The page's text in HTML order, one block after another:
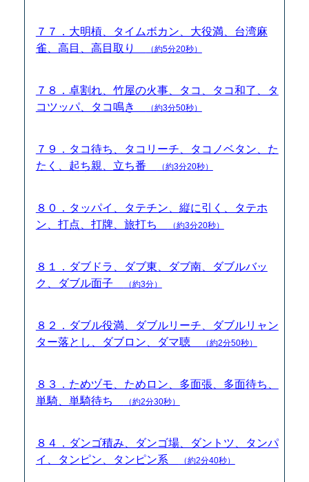
７７．大明槓、タイムボカン、大役満、台湾麻
雀、高目、高目取り
（約5分20秒）
７８．卓割れ、竹屋の火事、タコ、タコ和了、タ
コツッパ、タコ鳴き
（約3分50秒）
７９．タコ待ち、タコリーチ、タコノベタン、た
たく、起ち親、立ち番
（約3分20秒）
８０．タッパイ、タテチン、縦に引く、タテホ
ン、打点、打牌、旅打ち
（約3分20秒）
８１．ダブドラ、ダブ東、ダブ南、ダブルバッ
ク、ダブル面子
（約3分）
８２．ダブル役満、ダブルリーチ、ダブルリャン
ター落とし、ダブロン、ダマ聴
（約2分50秒）
８３．ためヅモ、ためロン、多面張、多面待ち、
単騎、単騎待ち
（約2分30秒）
８４．ダンゴ積み、ダンゴ場、ダントツ、タンパ
イ、タンピン、タンピン系
（約2分40秒）